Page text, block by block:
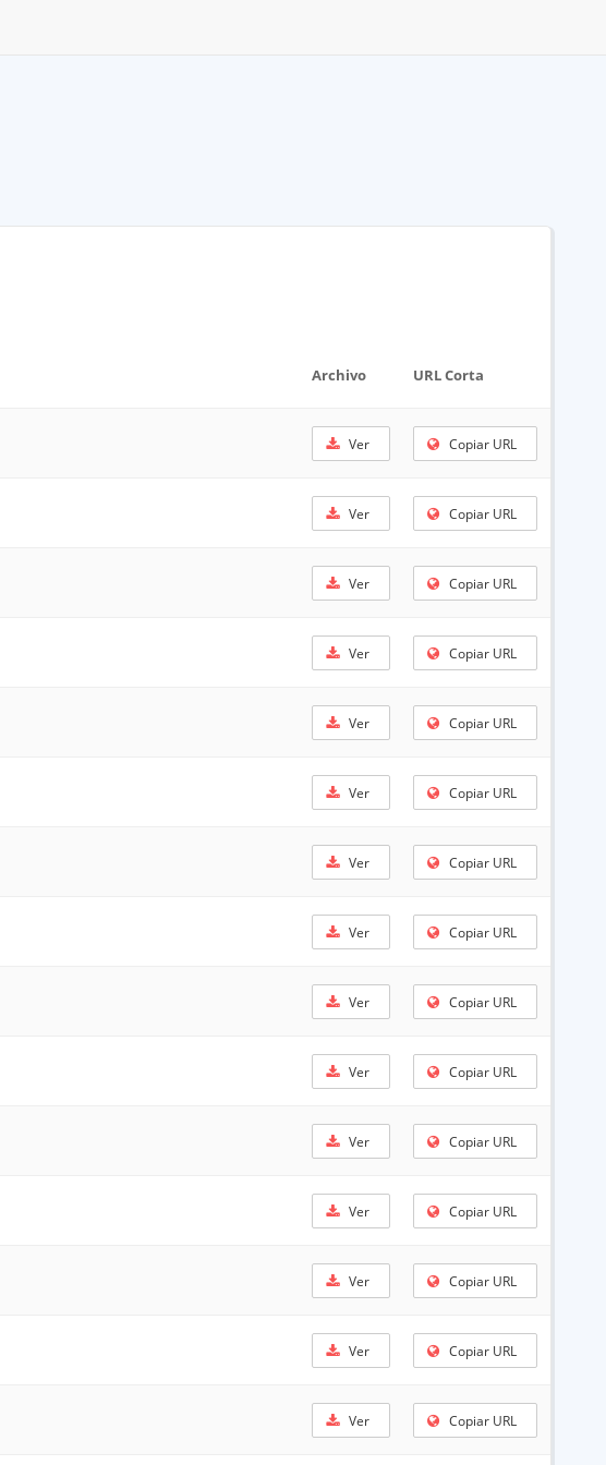
Archivo URL Corta
Ver Copiar URL
Ver Copiar URL
Ver Copiar URL
Ver Copiar URL
Ver Copiar URL
Ver Copiar URL
Ver Copiar URL
Ver Copiar URL
Ver Copiar URL
Ver Copiar URL
Ver Copiar URL
Ver Copiar URL
Ver Copiar URL
Ver Copiar URL
Ver Copiar URL